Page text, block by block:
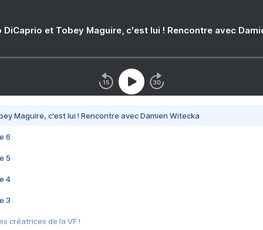
DiCaprio et Tobey Maguire, c'est lui ! Rencontre avec
Maguire, c'est lui ! Rencontre avec Damien Witecka
6
5
4
3
créatrices de la VF !